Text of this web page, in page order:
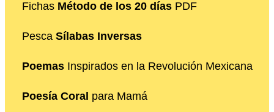
Fichas Método de los 20 días PDF
Pesca Sílabas Inversas
Poemas Inspirados en la Revolución Mexicana
Poesía Coral para Mamá